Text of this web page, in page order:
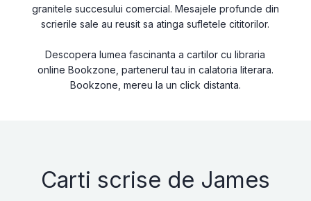
granitele succesului comercial. Mesajele profunde din
scrierile sale au reusit sa atinga sufletele cititorilor.
Descopera lumea fascinanta a cartilor cu libraria
online Bookzone, partenerul tau in calatoria literara.
Bookzone, mereu la un click distanta.
Carti scrise de James